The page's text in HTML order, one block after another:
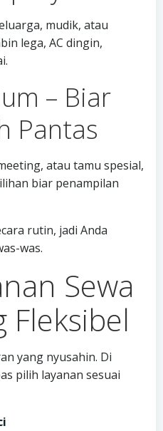
mudik, atau
lega, AC dingin,
– Biar
Pantas
atau tamu spesial,
biar penampilan
rutin, jadi Anda
was.
Sewa
Fleksibel
yang nyusahin. Di
pilih layanan sesuai